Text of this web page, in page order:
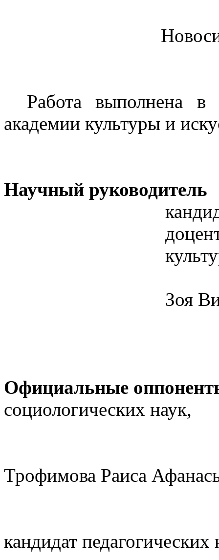
Работа выполнена в
академии культуры и
Научный руководитель
Зоя
Официальные
социологических наук,
Трофимова Раиса
кандидат